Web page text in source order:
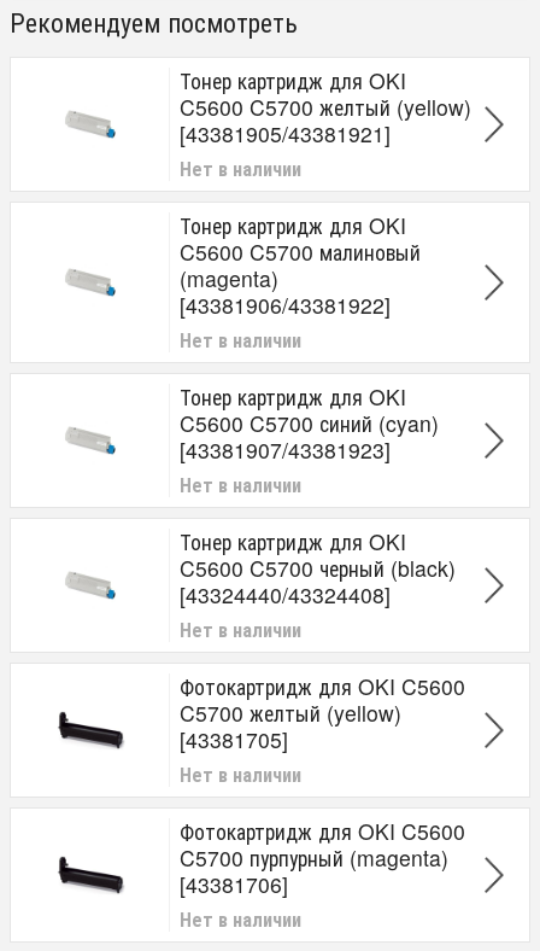
Рекомендуем посмотреть
Тонер картридж для OKI
C5600 C5700 желтый (yellow)
[43381905/43381921]
Нет в наличии
Тонер картридж для OKI
C5600 C5700 малиновый
(magenta)
[43381906/43381922]
Нет в наличии
Тонер картридж для OKI
C5600 C5700 синий (cyan)
[43381907/43381923]
Нет в наличии
Тонер картридж для OKI
C5600 C5700 черный (black)
[43324440/43324408]
Нет в наличии
Фотокартридж для OKI C5600
C5700 желтый (yellow)
[43381705]
Нет в наличии
Фотокартридж для OKI C5600
C5700 пурпурный (magenta)
[43381706]
Нет в наличии